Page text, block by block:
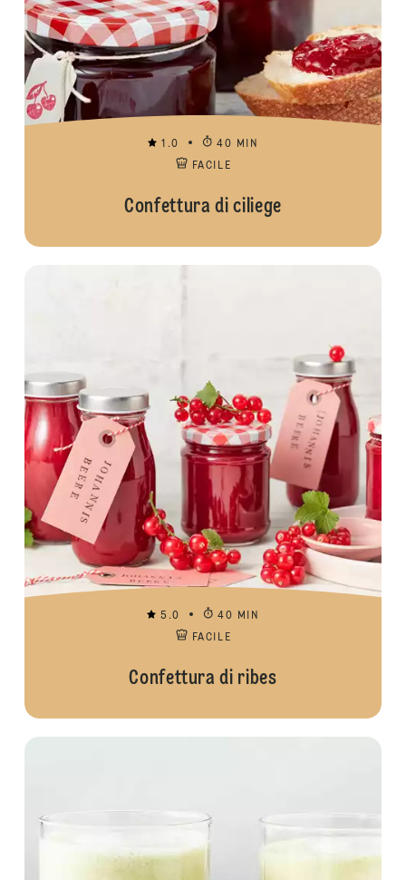
1.0
40 MIN
FACILE
Confettura di ciliege
5.0
40 MIN
FACILE
Confettura di ribes